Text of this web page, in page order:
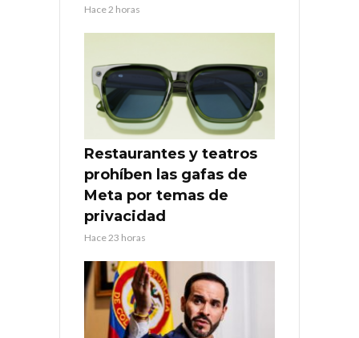
Hace 2 horas
Restaurantes y teatros
prohíben las gafas de
Meta por temas de
privacidad
Hace 23 horas